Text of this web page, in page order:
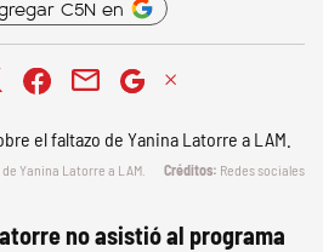
C5N en
Yanina Latorre a LAM. Redes sociales
no asistió al programa